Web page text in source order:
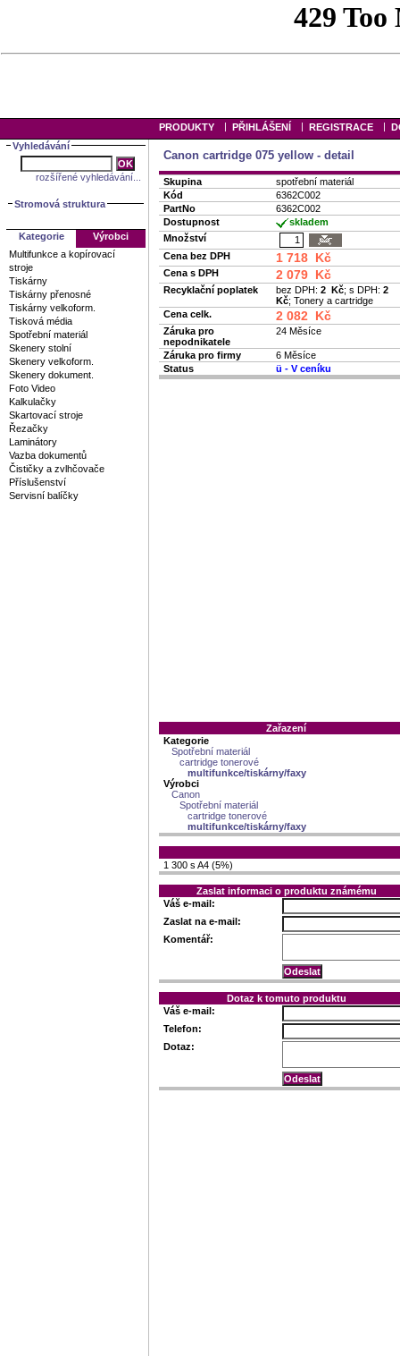
PRODUKTY PŘIHLÁŠENÍ REGISTRACE
Vyhledávání
rozšířené vyhledávání...
Stromová struktura
Kategorie
Výrobci
Multifunkce a kopírovací
stroje
Tiskárny
Tiskárny přenosné
Tiskárny velkoform.
Tisková média
Spotřební materiál
Skenery stolní
Skenery velkoform.
Skenery dokument.
Foto Video
Kalkulačky
Skartovací stroje
Řezačky
Laminátory
Vazba dokumentů
Čističky a zvlhčovače
Příslušenství
Servisní balíčky
Canon cartridge 075 yellow - detail
Skupina
spotřební materiál
Kód
6362C002
PartNo
6362C002
Dostupnost
skladem
Množství
Cena bez DPH
1 718 Kč
Cena s DPH 2 079 Kč
Recyklační poplatek bez DPH: 2 Kč; s DPH: 2
Kč; Tonery a cartridge
Cena celk.
2 082 Kč
Záruka pro
nepodnikatele
24 Měsíce
Záruka pro firmy
6 Měsíce
Status
ü - V ceníku
Zařazení
Kategorie
Spotřební materiál
cartridge tonerové
multifunkce/tiskárny/faxy
Výrobci
Canon
Spotřební materiál
cartridge tonerové
multifunkce/tiskárny/faxy
1 300 s A4 (5%)
Zaslat informaci o produktu známému
Váš e-mail:
Zaslat na e-mail:
Komentář:
Dotaz k tomuto produktu
Váš e-mail:
Telefon:
Dotaz: